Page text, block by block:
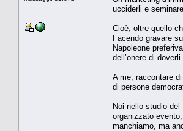
ucciderli e
Cioè, oltre quello
Facendo gravare
Napoleone
dell’onere di
A me, raccontare
di persone
Noi nello studio
organizzato
manchiamo, ma